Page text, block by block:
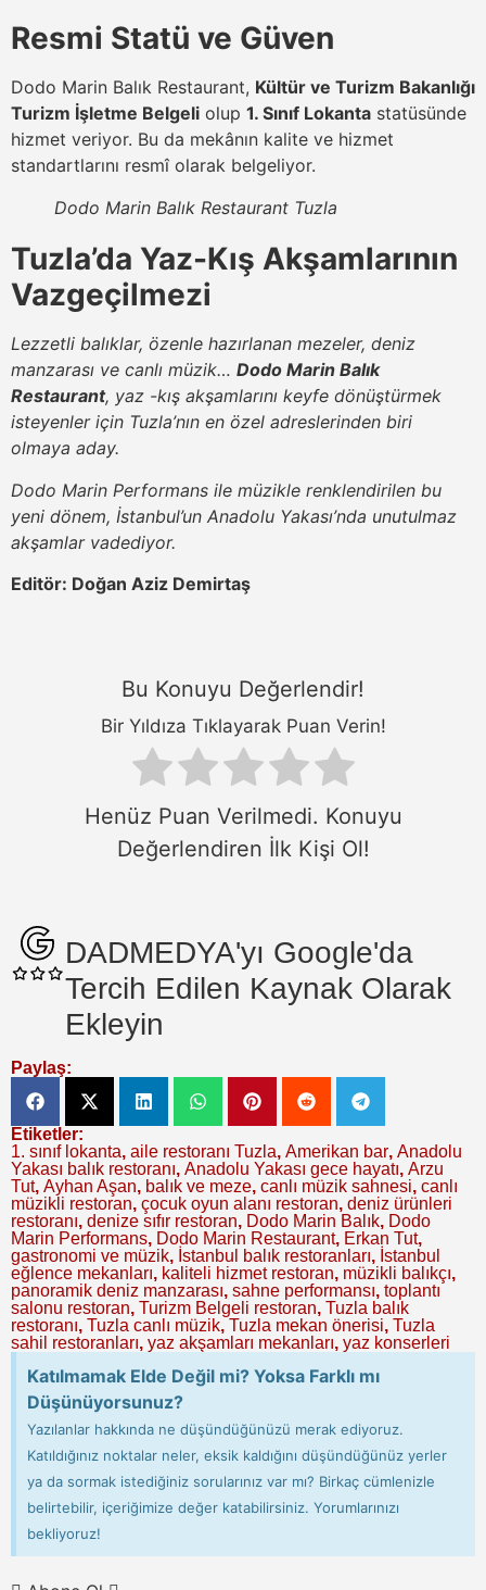
Resmi Statü ve Güven
Dodo Marin Balık Restaurant, Kültür ve Turizm Bakanlığı
Turizm İşletme Belgeli olup 1. Sınıf Lokanta statüsünde
hizmet veriyor. Bu da mekânın kalite ve hizmet
standartlarını resmî olarak belgeliyor.
Dodo Marin Balık Restaurant Tuzla
Tuzla’da Yaz-Kış Akşamlarının
Vazgeçilmezi
Lezzetli balıklar, özenle hazırlanan mezeler, deniz
manzarası ve canlı müzik… Dodo Marin Balık
Restaurant, yaz -kış akşamlarını keyfe dönüştürmek
isteyenler için Tuzla’nın en özel adreslerinden biri
olmaya aday.
Dodo Marin Performans ile müzikle renklendirilen bu
yeni dönem, İstanbul’un Anadolu Yakası’nda unutulmaz
akşamlar vadediyor.
Editör: Doğan Aziz Demirtaş
Bu Konuyu Değerlendir!
Bir Yıldıza Tıklayarak Puan Verin!
Henüz Puan Verilmedi. Konuyu
Değerlendiren İlk Kişi Ol!
DADMEDYA'yı Google'da
Tercih Edilen Kaynak Olarak
Ekleyin
Paylaş:
Etiketler:
1. sınıf lokanta, aile restoranı Tuzla, Amerikan bar, Anadolu
Yakası balık restoranı, Anadolu Yakası gece hayatı, Arzu
Tut, Ayhan Aşan, balık ve meze, canlı müzik sahnesi, canlı
müzikli restoran, çocuk oyun alanı restoran, deniz ürünleri
restoranı, denize sıfır restoran, Dodo Marin Balık, Dodo
Marin Performans, Dodo Marin Restaurant, Erkan Tut,
gastronomi ve müzik, İstanbul balık restoranları, İstanbul
eğlence mekanları, kaliteli hizmet restoran, müzikli balıkçı,
panoramik deniz manzarası, sahne performansı, toplantı
salonu restoran, Turizm Belgeli restoran, Tuzla balık
restoranı, Tuzla canlı müzik, Tuzla mekan önerisi, Tuzla
sahil restoranları, yaz akşamları mekanları, yaz konserleri
Katılmamak Elde Değil mi? Yoksa Farklı mı
Düşünüyorsunuz?
Yazılanlar hakkında ne düşündüğünüzü merak ediyoruz.
Katıldığınız noktalar neler, eksik kaldığını düşündüğünüz yerler
ya da sormak istediğiniz sorularınız var mı? Birkaç cümlenizle
belirtebilir, içeriğimize değer katabilirsiniz. Yorumlarınızı
bekliyoruz!